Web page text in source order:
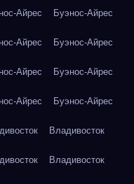
Айрес Буэнос-Айрес
Айрес Буэнос-Айрес
Айрес Буэнос-Айрес
Айрес Буэнос-Айрес
Владивосток
Владивосток